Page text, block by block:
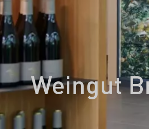
Weingut